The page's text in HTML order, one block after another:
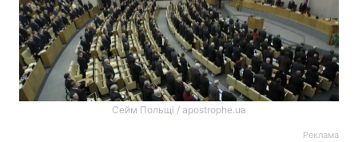
Сейм Польщі / apostrophe.ua
Реклама